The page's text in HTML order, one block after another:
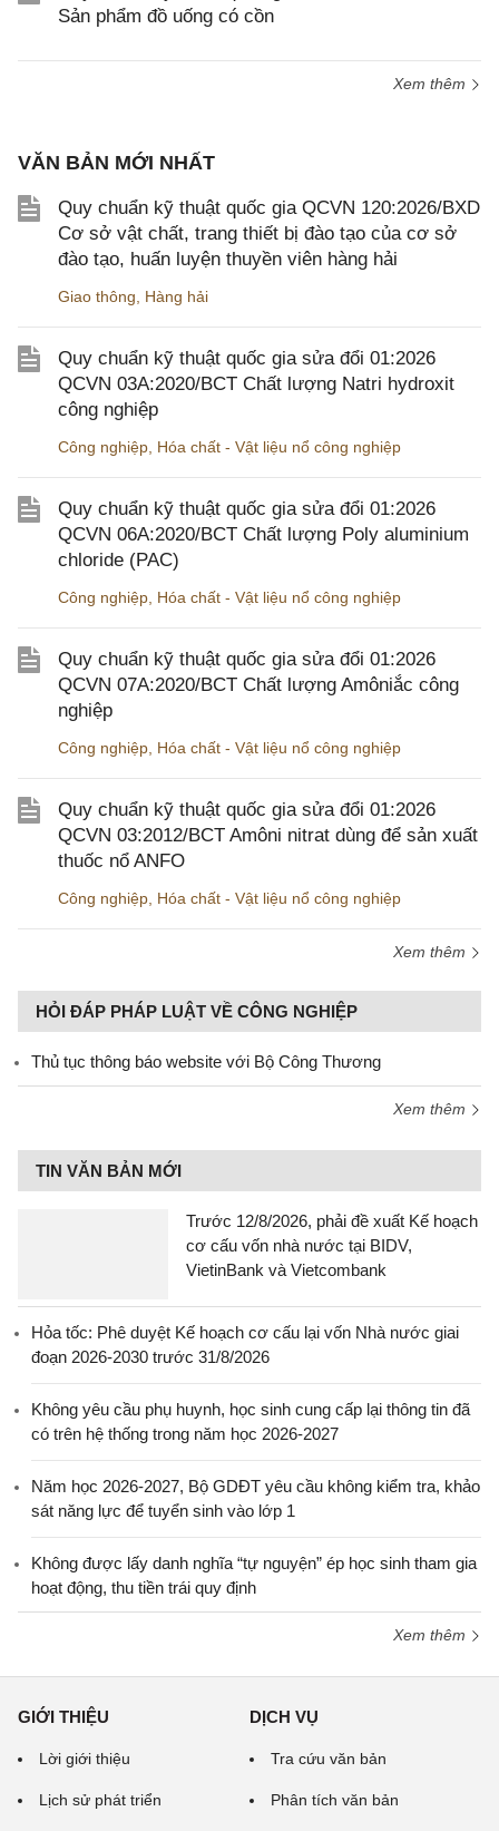
Sản phẩm đồ uống có cồn
Xem thêm
VĂN BẢN MỚI NHẤT
Quy chuẩn kỹ thuật quốc gia QCVN 120:2026/BXD
Cơ sở vật chất, trang thiết bị đào tạo của cơ sở
đào tạo, huấn luyện thuyền viên hàng hải
Giao thông Hàng hải
Quy chuẩn kỹ thuật quốc gia sửa đổi 01:2026
QCVN 03A:2020/BCT Chất lượng Natri hydroxit
công nghiệp
Công nghiệp Hóa chất - Vật liệu nổ công nghiệp
Quy chuẩn kỹ thuật quốc gia sửa đổi 01:2026
QCVN 06A:2020/BCT Chất lượng Poly aluminium
chloride (PAC)
Công nghiệp Hóa chất - Vật liệu nổ công nghiệp
Quy chuẩn kỹ thuật quốc gia sửa đổi 01:2026
QCVN 07A:2020/BCT Chất lượng Amôniắc công
nghiệp
Công nghiệp Hóa chất - Vật liệu nổ công nghiệp
Quy chuẩn kỹ thuật quốc gia sửa đổi 01:2026
QCVN 03:2012/BCT Amôni nitrat dùng để sản xuất
thuốc nổ ANFO
Công nghiệp Hóa chất - Vật liệu nổ công nghiệp
Xem thêm
HỎI ĐÁP PHÁP LUẬT VỀ CÔNG NGHIỆP
Thủ tục thông báo website với Bộ Công Thương
Xem thêm
TIN VĂN BẢN MỚI
Trước 12/8/2026, phải đề xuất Kế hoạch
cơ cấu vốn nhà nước tại BIDV,
VietinBank và Vietcombank
Hỏa tốc: Phê duyệt Kế hoạch cơ cấu lại vốn Nhà nước giai
đoạn 2026-2030 trước 31/8/2026
Không yêu cầu phụ huynh, học sinh cung cấp lại thông tin đã
có trên hệ thống trong năm học 2026-2027
Năm học 2026-2027, Bộ GDĐT yêu cầu không kiểm tra, khảo
sát năng lực để tuyển sinh vào lớp 1
Không được lấy danh nghĩa “tự nguyện” ép học sinh tham gia
hoạt động, thu tiền trái quy định
Xem thêm
GIỚI THIỆU
Lời giới thiệu
Lịch sử phát triển
DỊCH VỤ
Tra cứu văn bản
Phân tích văn bản